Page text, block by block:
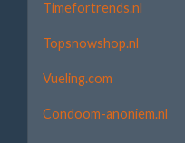
Timefortrends.nl
Topsnowshop.nl
Vueling.com
Condoom-anoniem.nl